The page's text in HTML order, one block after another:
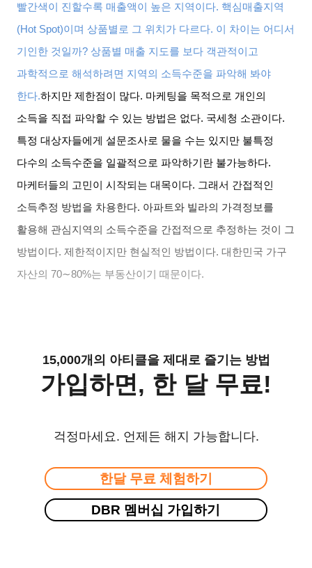
빨간색이 진할수록 매출액이 높은 지역이다. 핵심매출지역
(Hot Spot)이며 상품별로 그 위치가 다르다. 이 차이는 어디서
기인한 것일까?상품별 매출 지도를 보다 객관적이고
과학적으로 해석하려면 지역의 소득수준을 파악해 봐야
한다.하지만 제한점이 많다. 마케팅을 목적으로 개인의
소득을 직접 파악할 수 있는 방법은 없다. 국세청 소관이다.
특정 대상자들에게 설문조사로 물을 수는 있지만 불특정
다수의 소득수준을 일괄적으로 파악하기란 불가능하다.
마케터들의 고민이 시작되는 대목이다. 그래서 간접적인
소득추정 방법을 차용한다. 아파트와 빌라의 가격정보를
활용해 관심지역의 소득수준을 간접적으로 추정하는 것이 그
방법이다.제한적이지만 현실적인 방법이다.대한민국 가구
자산의 70∼80%는 부동산이기 때문이다.
15,000개의 아티클을 제대로 즐기는 방법
가입하면, 한 달 무료!
걱정마세요. 언제든 해지 가능합니다.
한달 무료 체험하기
DBR 멤버십 가입하기